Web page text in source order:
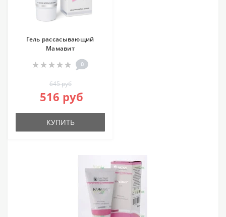
Гель рассасывающий
Мамавит
0
645 руб
516 руб
КУПИТЬ